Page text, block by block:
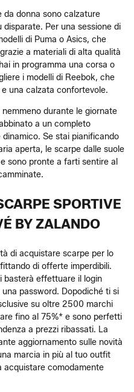
da donna sono calzature
Per una sessione di
di Puma o Asics, che
a materiali di alta qualità
in programma una corsa o
i modelli di Reebok, che
una calzata confortevole.
durante le giornate
a un completo
Se stai pianificando
aperta, le scarpe dalle suole
sono pronte a farti sentire al
SPORTIVE
BY ZALANDO
di acquistare scarpe per lo
di offerte imperdibili.
basterà effettuare il login
password. Dopodiché ti si
su oltre 2500 marchi
fino al 75%* e sono perfetti
a prezzi ribassati. La
aggiornamento sulle novità
marcia in più al tuo outfit
acquistare comodamente